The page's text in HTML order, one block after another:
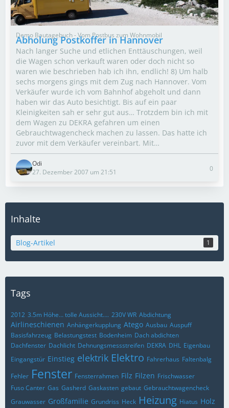
Demo Bautagebuch - Vom Postbus zum Wohnmobil
Abholung Postkoffer in Hannover
Nach langer Suche und etlichen Enttäuschungen, weil
die Wagen schon verkauft waren oder doch nicht so
waren wie beschrieben hab ich ihn, endlich! 8) Um halb
sechs morgens gings mit dem Zug nach Hannover. Vom
Verkäufer wurde ich vom Bahnhof abgeholt und dann
haben wir das Auto besichtigt. Bis auf ein paar
Kleinigkeiten sah er sehr gut aus… Trotzdem bin ich mit
dem Wagen zu DEKRA gefahren um einen
Gebrauchtwagencheck machen zu lassen. Das hatte ich
zuvor mit dem Verkäufer vereinbart. Mit…
Odi
27. Dezember 2007 um 21:51
0
Inhalte
Blog-Artikel 1
Tags
2012 3.5m Höhe… tolle Aussicht…. 230V WR Abdichtung
Airlineschienen Anhängerkupplung Atego Ausbau Auspuff
Basisfahrzeug Belastungstest Bodenheim Dach abdichten
Dachfenster Dachlicht Dehnungsmessstreifen DEKRA DHL Eigenbau
Eingangstür Einstieg elektrik Elektro Fahrerhaus Faltenbalg
Fehler Fenster Fensterrahmen Filz Filzen Frischwasser
Fuso Canter Gas Gasherd Gaskasten gebaut Gebrauchtwagencheck
Grauwasser Großfamilie Grundriss Heck Heizung Hiatus Holz